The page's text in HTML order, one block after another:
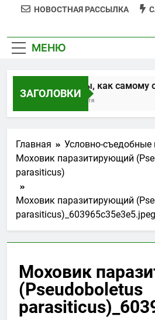
НОВОСТНАЯ РАССЫЛКА
МЕНЮ
ЗАГОЛОВКИ
Способы, как самому
5 Лет Спустя
Главная
Условно-съедобные
Моховик паразитирующий
parasiticus)
Моховик паразитирующий
parasiticus)_603965c35e3e5.jpeg
Моховик
(Pseudoboletus